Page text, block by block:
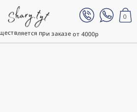
при заказе от 4000р
0